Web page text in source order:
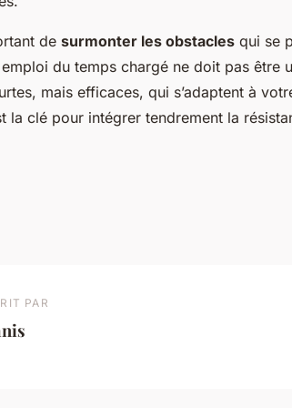
de surmonter les obstacles qui se
du temps chargé ne doit pas être
mais efficaces, qui s’adaptent à
la clé pour intégrer tendrement la
PAR